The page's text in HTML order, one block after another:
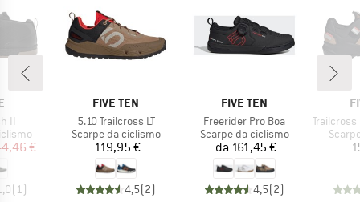
II
ridotto
€
( 1)
MARCHIO
FIVE TEN
Articolo
5.10 Trailcross LT
Gruppo di prodotti
Scarpe da ciclismo
Prezzo
119,95 €
4,5(2)
MARCHIO
FIVE TEN
Articolo
Freerider Pro Boa
Gruppo di prodotti
Scarpe da ciclismo
Prezzo
da 161,45 €
4,5(2)
Articolo
Trailcross Clip-In